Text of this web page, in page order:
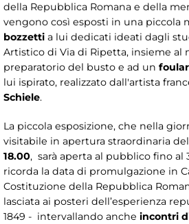
della Repubblica Romana e della
vengono così esposti in una piccola
bozzetti a lui dedicati ideati dagli
Artistico di Via di Ripetta, insieme al
preparatorio del busto e ad un
lui ispirato, realizzato dall'artista
Schiele.
La piccola esposizione, che nella
visitabile in apertura straordinaria
18.00, sarà aperta al pubblico fino al
ricorda la data di promulgazione in
Costituzione della Repubblica
lasciata ai posteri dell’esperienza
1849 - intervallando anche incontri